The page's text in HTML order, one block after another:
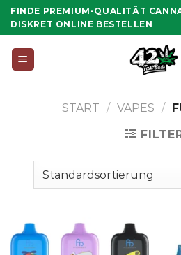
Zum
Inhalt
FINDE PREMIUM-QUALITÄT
DISKRET ONLINE BESTELLEN
START / VAPES /